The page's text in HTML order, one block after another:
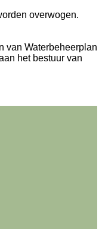
overwogen.
van Waterbeheerplan
het bestuur van